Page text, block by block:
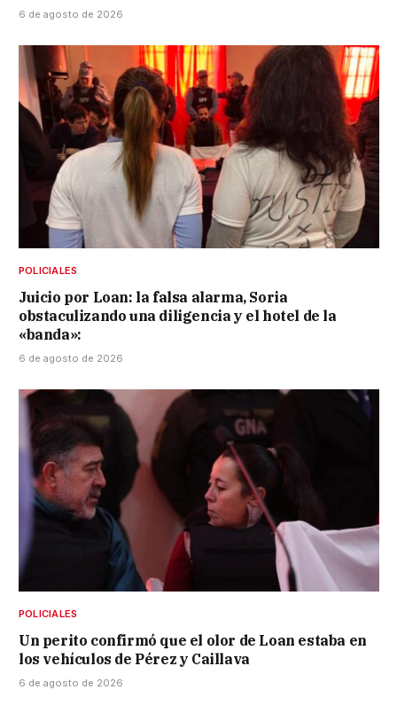
6 de agosto de 2026
POLICIALES
Juicio por Loan: la falsa alarma, Soria
obstaculizando una diligencia y el hotel de la
«banda»:
6 de agosto de 2026
POLICIALES
Un perito confirmó que el olor de Loan estaba en
los vehículos de Pérez y Caillava
6 de agosto de 2026